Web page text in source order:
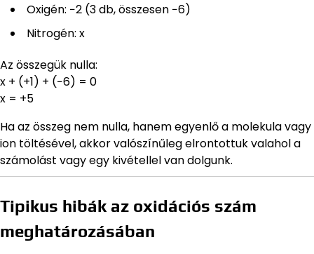
Oxigén: −2 (3 db, összesen −6)
Nitrogén: x
Az összegük nulla:
x + (+1) + (−6) = 0
x = +5
Ha az összeg nem nulla, hanem egyenlő a molekula vagy
ion töltésével, akkor valószínűleg elrontottuk valahol a
számolást vagy egy kivétellel van dolgunk.
Tipikus hibák az oxidációs szám
meghatározásában